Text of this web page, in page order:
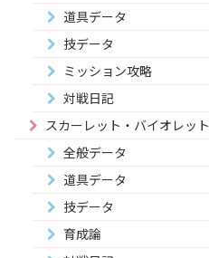
道具データ
技データ
ミッション攻略
対戦日記
スカーレット・バイオレット
全般データ
道具データ
技データ
育成論